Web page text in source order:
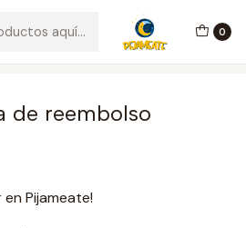
0
Política de reembolso
de reembolso
Pijameate!